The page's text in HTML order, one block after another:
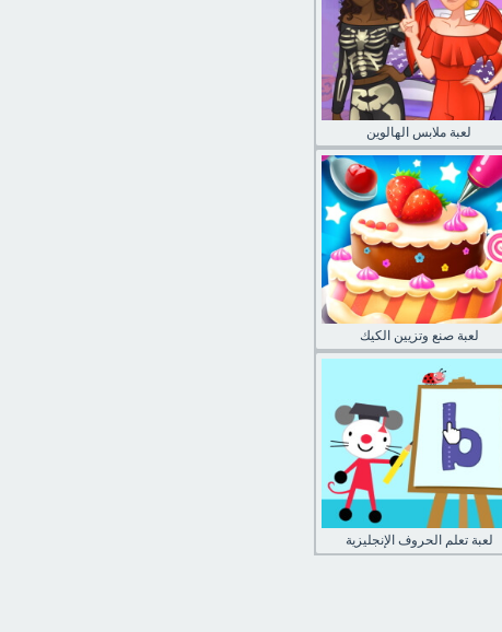
لعبة ملابس الهالوين
لعبة صنع وتزيين الكيك
لعبة تعلم الحروف الإنجليزية